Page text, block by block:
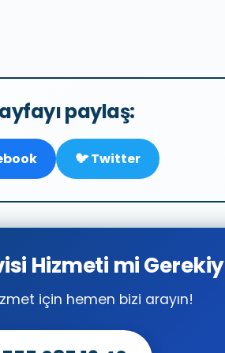
paylaş:
🐦 Twitter
Hizmeti mi
için hemen bizi arayın!